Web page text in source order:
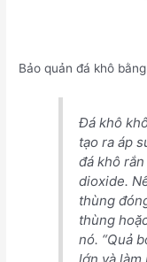
Bảo quản đá khô
Đá khô
tạo ra áp
đá khô
dioxide.
thùng
thùng
nó. “Quả